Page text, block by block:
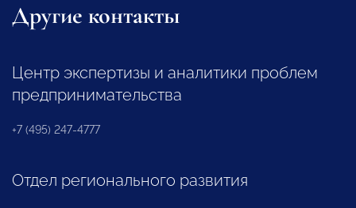
Другие контакты
Центр экспертизы и аналитики проблем
предпринимательства
+7 (495) 247-4777
Отдел регионального развития